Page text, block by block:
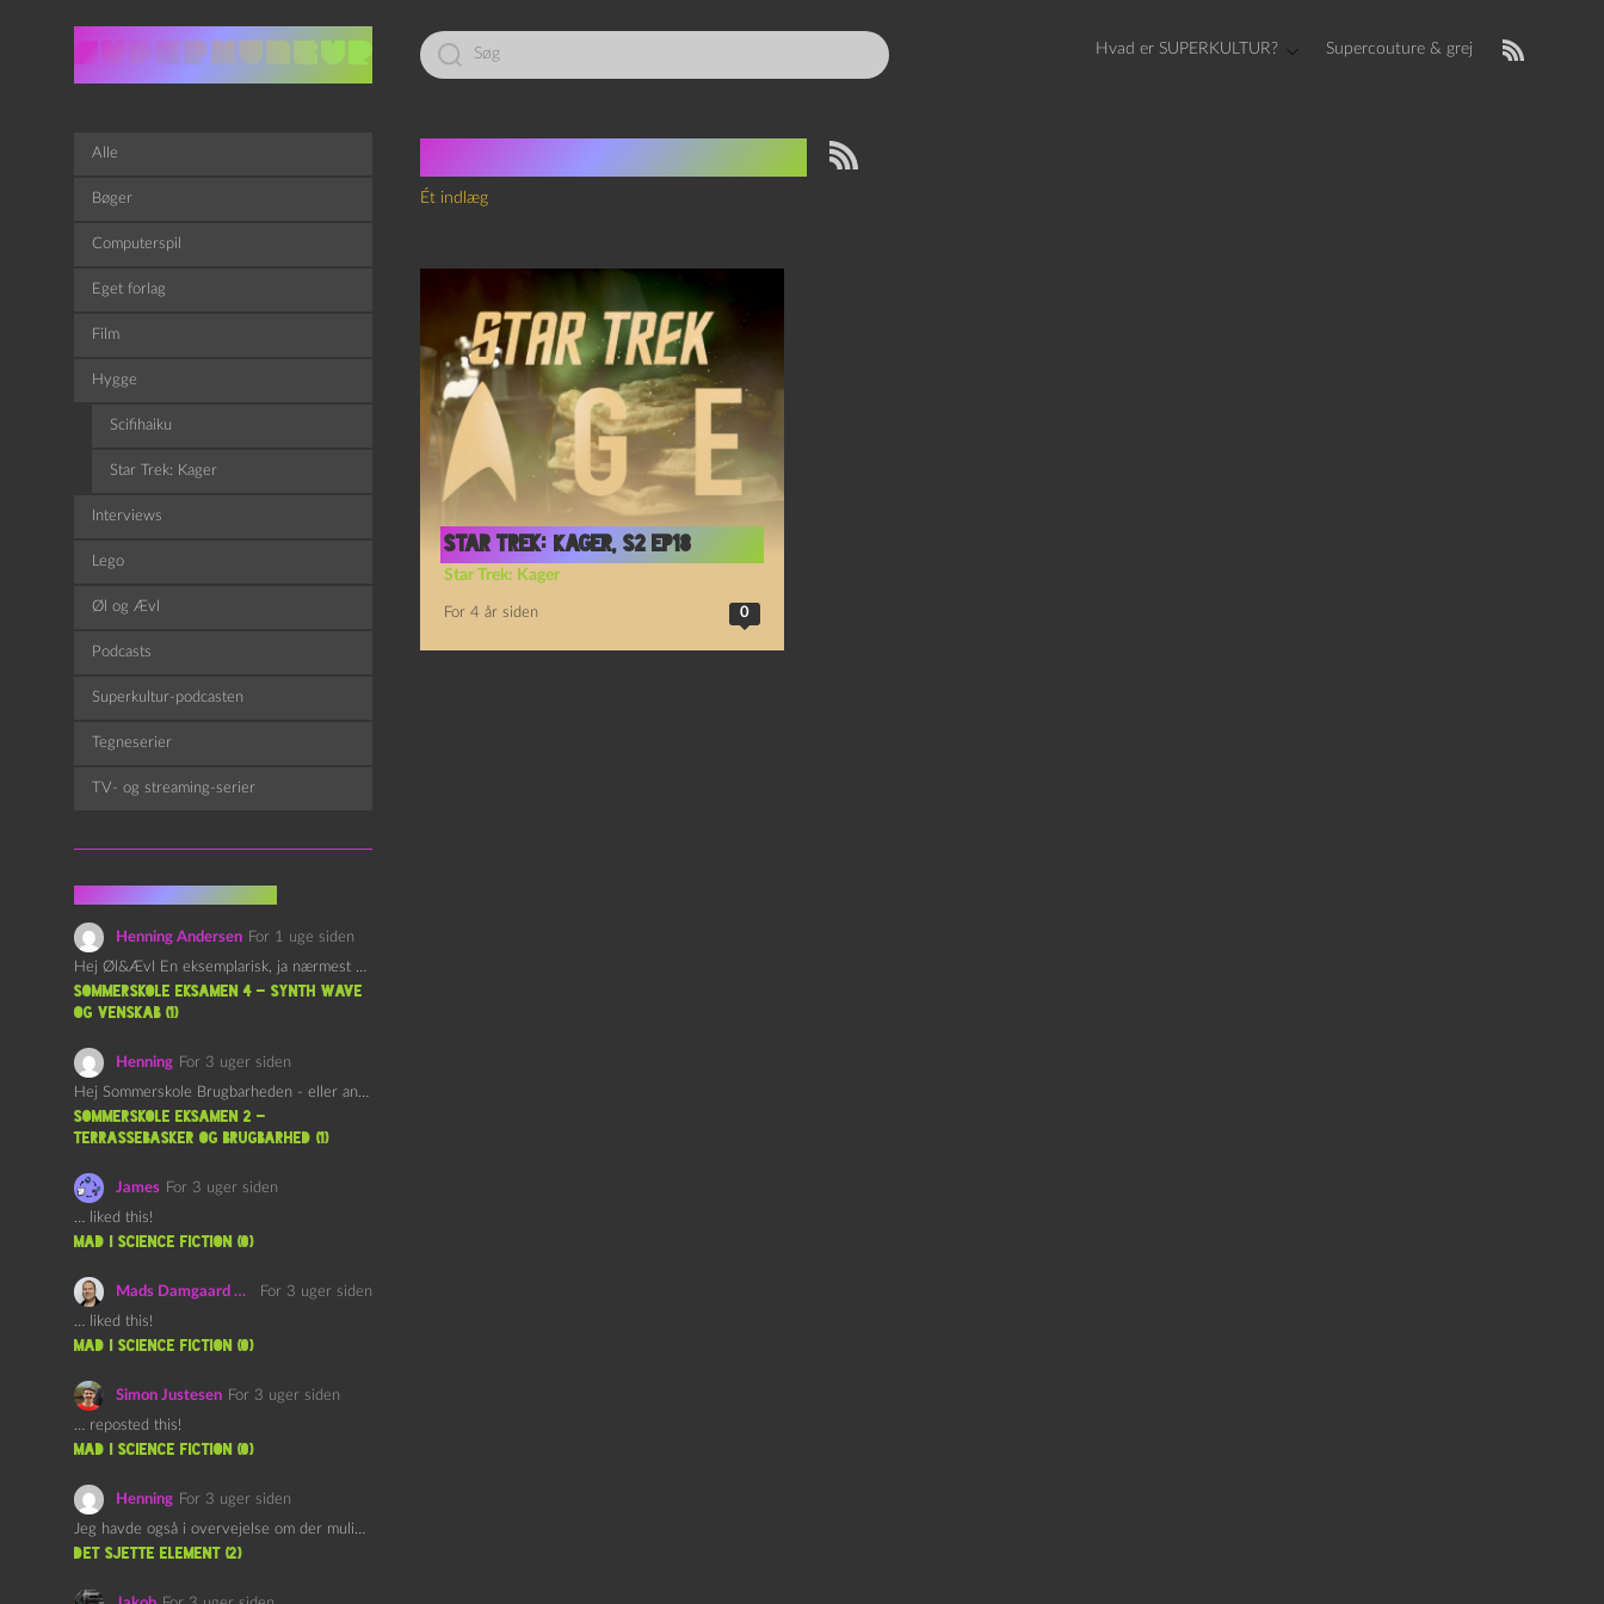
Led
efter:
Hvad er SUPERKULTUR? Supercouture & grej
Ét indlæg
Star Trek: Kager, S2 Ep18
Star Trek: Kager
For 4 år siden 0
Alle
Bøger
Computerspil
Eget forlag
Film
Hygge
Scifihaiku
Star Trek: Kager
Interviews
Lego
Øl og Ævl
Podcasts
Superkultur-podcasten
Tegneserier
TV- og streaming-serier
Henning Andersen For 1 uge siden
Hej Øl&Ævl En eksemplarisk, ja nærmest yndefuld, afslutning på SOMMERSKOLEN.…
Sommerskole Eksamen 4 – Synth Wave
og Venskab (1)
Henning For 3 uger siden
Hej Sommerskole Brugbarheden - eller anvendeligheden - af "Øl&Ævl" er…
Sommerskole Eksamen 2 –
Terrassebasker og Brugbarhed (1)
James For 3 uger siden
… liked this!
mad i science fiction (0)
Mads Damgaard Mortensen (Å)
For 3 uger siden
… liked this!
mad i science fiction (0)
Simon Justesen For 3 uger siden
… reposted this!
mad i science fiction (0)
Henning For 3 uger siden
Jeg havde også i overvejelse om der muligvis kunne være…
det sjette element (2)